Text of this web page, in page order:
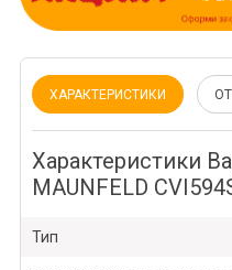
ХАРАКТЕРИСТИКИ
Характеристики
MAUNFELD
Тип